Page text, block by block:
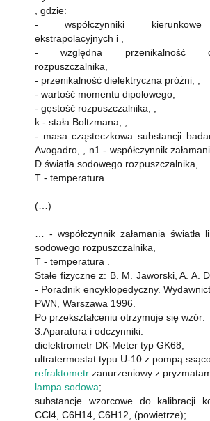
, gdzie:
- współczynniki
ekstrapolacyjnych i ,
- względna przenikalność
rozpuszczalnika,
- przenikalność dielektryczna próżni, ,
- wartość momentu dipolowego,
- gęstość rozpuszczalnika, ,
k - stała Boltzmana, ,
- masa cząsteczkowa substancji
Avogadro, , n1 - współczynnik
D światła sodowego rozpuszczalnika,
T - temperatura
(…)
… - współczynnik załamania światła
sodowego rozpuszczalnika,
T - temperatura .
Stałe fizyczne z: B. M. Jaworski, A. A.
- Poradnik encyklopedyczny.
PWN, Warszawa 1996.
Po przekształceniu otrzymuje się wzór:
3.Aparatura i odczynniki.
dielektrometr DK-Meter typ GK68;
ultratermostat typu U-10 z pompą
refraktometr zanurzeniowy z
lampa sodowa;
substancje wzorcowe do kalibracji
CCl4, C6H14, C6H12, (powietrze);